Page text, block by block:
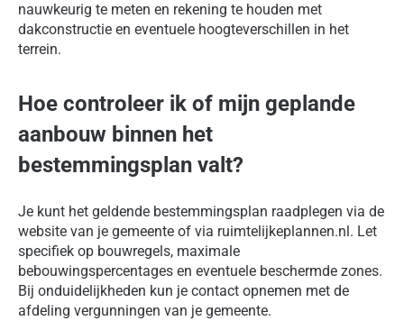
nauwkeurig te meten en rekening te houden met
dakconstructie en eventuele hoogteverschillen in het
terrein.
Hoe controleer ik of mijn geplande
aanbouw binnen het
bestemmingsplan valt?
Je kunt het geldende bestemmingsplan raadplegen via de
website van je gemeente of via ruimtelijkeplannen.nl. Let
specifiek op bouwregels, maximale
bebouwingspercentages en eventuele beschermde zones.
Bij onduidelijkheden kun je contact opnemen met de
afdeling vergunningen van je gemeente.